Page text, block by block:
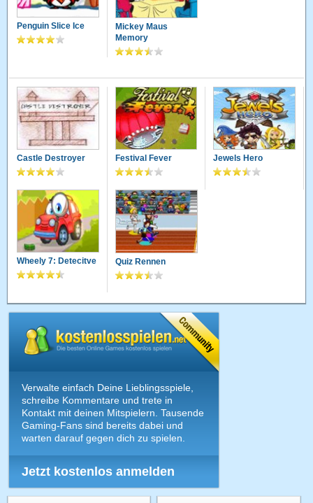
Penguin Slice Ice
Mickey Maus
Memory
Castle Destroyer Festival Fever Jewels Hero
Wheely 7: Detecitve Quiz Rennen
Verwalte einfach Deine Lieblingsspiele,
schreibe Kommentare und trete in
Kontakt mit deinen Mitspielern. Tausende
Gaming-Fans sind bereits dabei und
warten darauf gegen dich zu spielen.
Jetzt kostenlos anmelden